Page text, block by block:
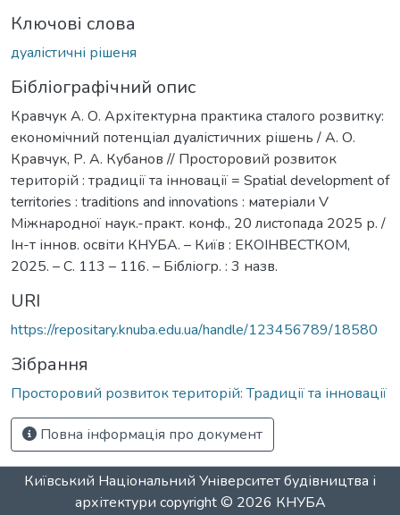
Ключові слова
дуалістичні рішеня
Бібліографічний опис
Кравчук А. О. Архітектурна практика сталого розвитку:
економічний потенціал дуалістичних рішень / А. О.
Кравчук, Р. А. Кубанов // Просторовий розвиток
територій : традиції та інновації = Spatial development of
territories : traditions and innovations : матеріали V
Міжнародної наук.-практ. конф., 20 листопада 2025 р. /
Ін-т іннов. освіти КНУБА. – Київ : ЕКОІНВЕСТКОМ,
2025. – С. 113 – 116. – Бібліогр. : 3 назв.
URI
https://repositary.knuba.edu.ua/handle/123456789/18580
Зібрання
Просторовий розвиток територій: Традиції та інновації
Повна інформація про документ
Київський Національний Університет будівництва і
архітектури copyright © 2026 КНУБА